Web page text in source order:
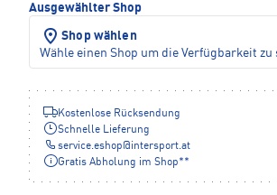
Ausgewählter Shop
Shop wählen
Wähle einen Shop um die Verfügbarkeit zu
Kostenlose Rücksendung
Schnelle Lieferung
service.eshop@intersport.at
Gratis Abholung im Shop**